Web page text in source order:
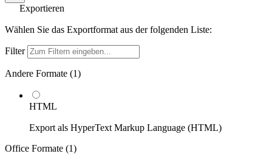
Exportieren
Wählen Sie das Exportformat aus der folgenden Liste:
Filter
Andere Formate (1)
HTML
Export als HyperText Markup Language (HTML)
Office Formate (1)